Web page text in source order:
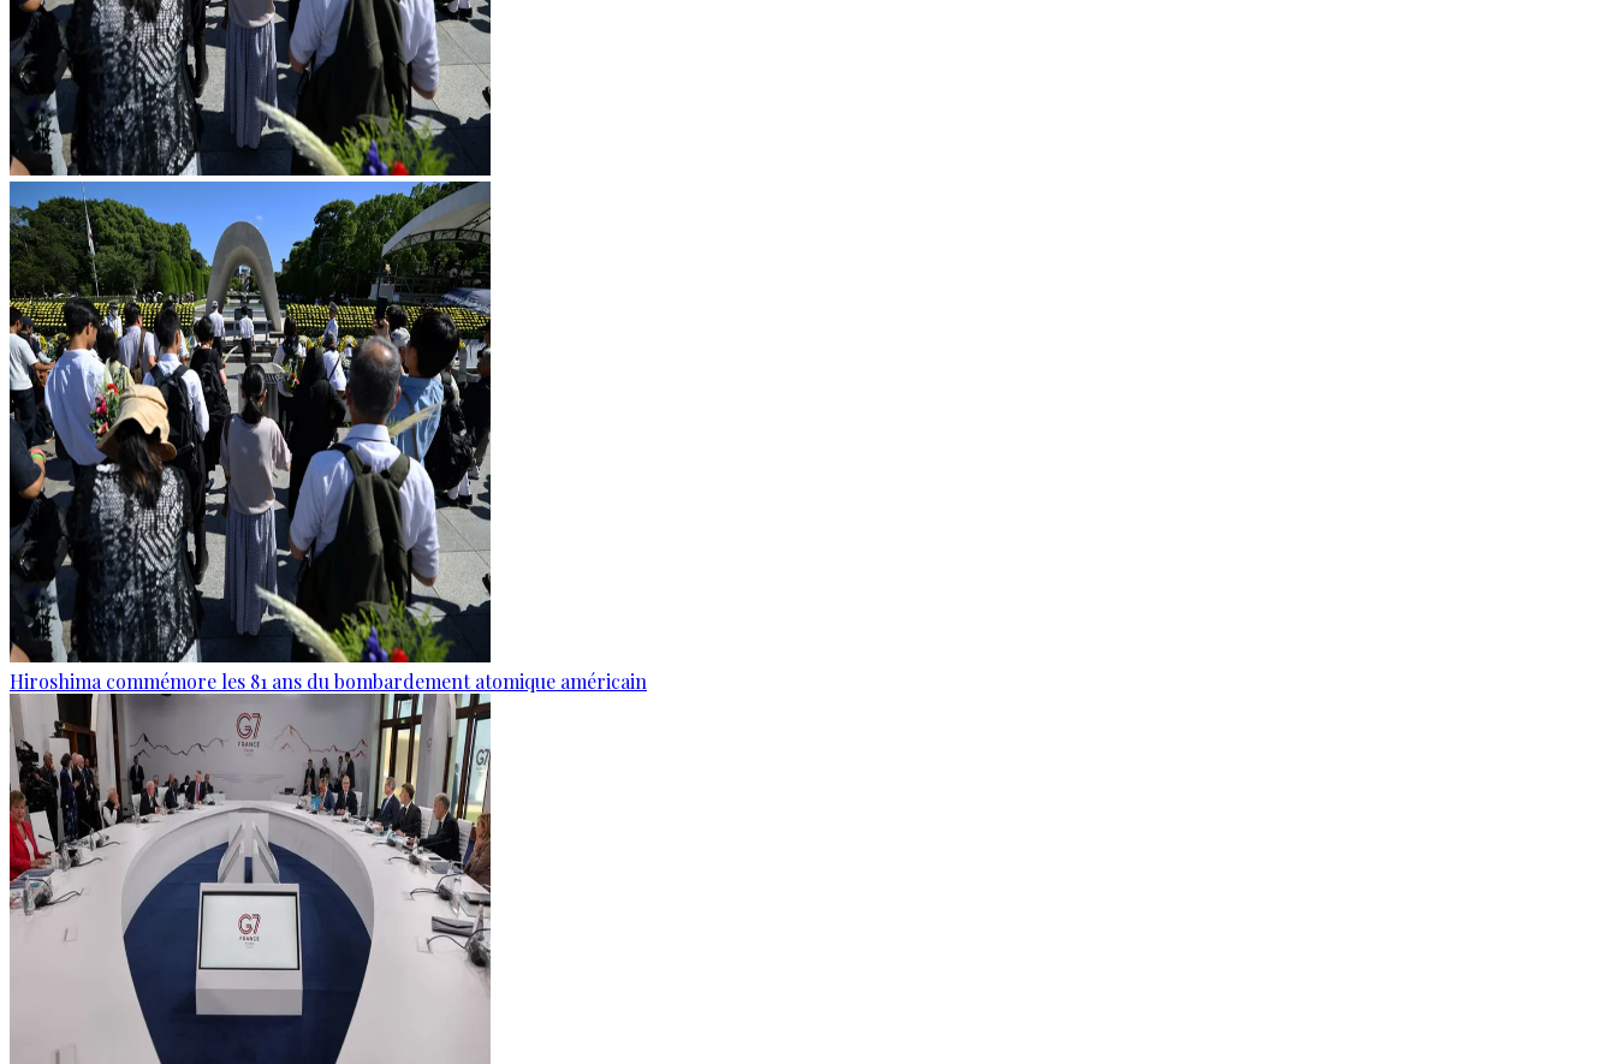
Hiroshima commémore les 81 ans du bombardement atomique américain